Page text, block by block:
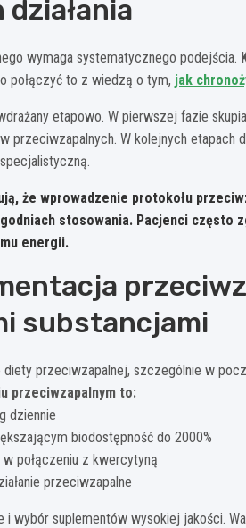
wymaga systematycznego podejścia.
połączyć to z wiedzą o tym, jak
etapowo. W pierwszej fazie
przeciwzapalnych. W kolejnych etapach
że wprowadzenie protokołu
stosowania. Pacjenci często
energii.
substancjami
diety przeciwzapalnej, szczególnie w
przeciwzapalnym to:
dziennie
biodostępność do 2000%
połączeniu z kwercytyną
przeciwzapalne
wybór suplementów wysokiej jakości.